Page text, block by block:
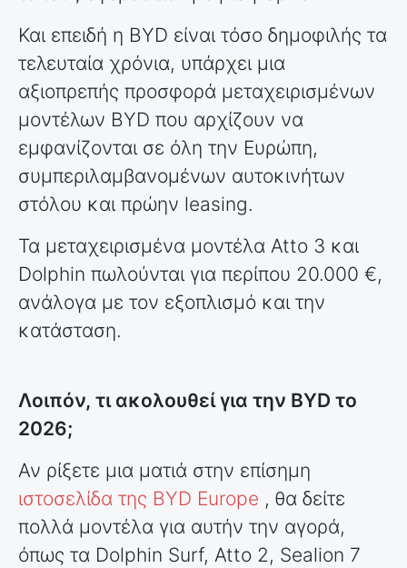
Και επειδή η BYD είναι τόσο δημοφιλής τα
τελευταία χρόνια, υπάρχει μια
αξιοπρεπής προσφορά μεταχειρισμένων
μοντέλων BYD που αρχίζουν να
εμφανίζονται σε όλη την Ευρώπη,
συμπεριλαμβανομένων αυτοκινήτων
στόλου και πρώην leasing.
Τα μεταχειρισμένα μοντέλα Atto 3 και
Dolphin πωλούνται για περίπου 20.000 €,
ανάλογα με τον εξοπλισμό και την
κατάσταση.
Λοιπόν, τι ακολουθεί για την BYD το
2026;
Αν ρίξετε μια ματιά στην επίσημη
ιστοσελίδα της BYD Europe , θα δείτε
πολλά μοντέλα για αυτήν την αγορά,
όπως τα Dolphin Surf, Atto 2, Sealion 7